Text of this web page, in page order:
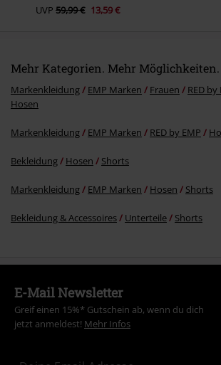
UVP 59,99 € 13,59 €
Mehr Kategorien. Mehr Möglichkeiten.
Markenkleidung EMP Marken Frauen RED by
Hosen
Markenkleidung EMP Marken RED by EMP
Bekleidung Hosen Shorts
Markenkleidung EMP Marken Hosen Shorts
Bekleidung & Accessoires Unterteile Shorts
E-Mail Newsletter
Greif einen 15%* Gutschein ab, wenn du dich
jetzt anmeldest! Mehr Infos